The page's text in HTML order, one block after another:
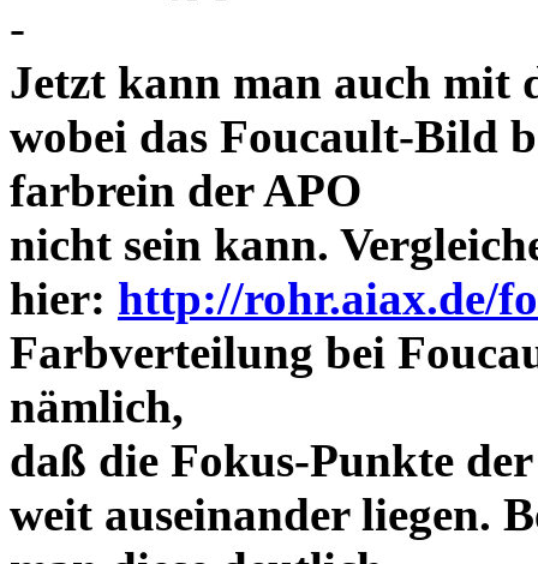
-
Jetzt kann man auch mit
wobei das Foucault-Bild
farbrein der APO
nicht sein kann.
hier: http://rohr.aiax.de/
Farbverteilung bei
nämlich,
daß die Fokus-Punkte
weit auseinander liegen.